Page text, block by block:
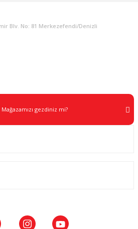
Blv. No: 81 Merkezefendi/Denizli
Mağazamızı gezdiniz mi?